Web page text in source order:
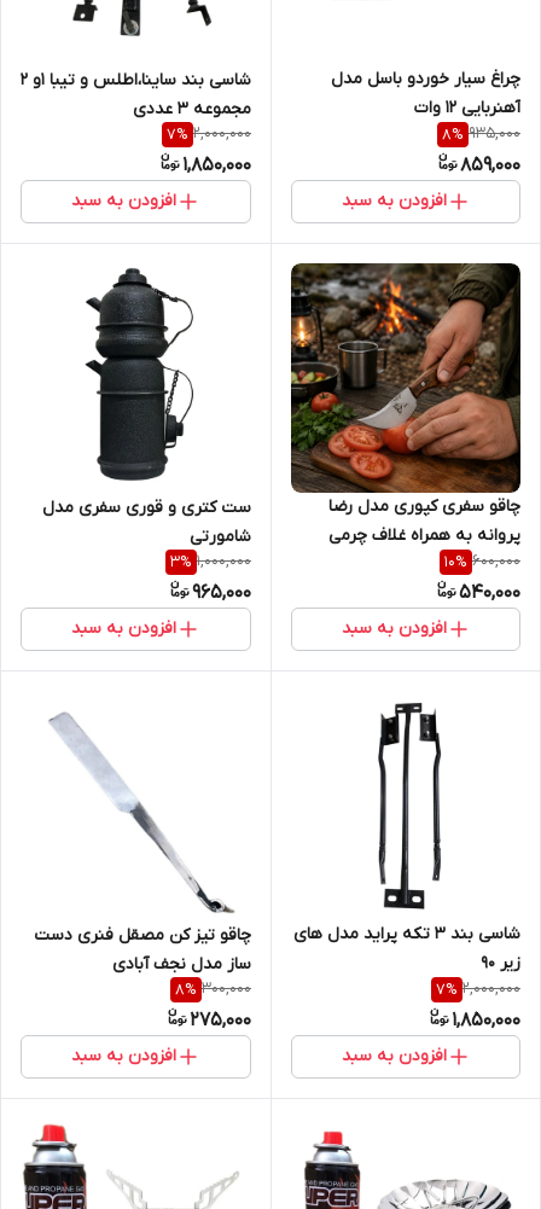
چراغ سیار خوردو باسل مدل
آهنربایی 12 وات
935,000
8%
859,000
افزودن به سبد
شاسی بند ساینا،اطلس و تیبا 1و 2
مجموعه 3 عددی
2,000,000
7%
1,850,000
افزودن به سبد
چاقو سفری کپوری مدل رضا
پروانه به همراه غلاف چرمی
600,000
10%
540,000
افزودن به سبد
ست کتری و قوری سفری مدل
شامورتی
1,000,000
3%
965,000
افزودن به سبد
شاسی بند 3 تکه پراید مدل های
زیر 90
2,000,000
7%
1,850,000
افزودن به سبد
چاقو تیز کن مصقل فنری دست
ساز مدل نجف آبادی
300,000
8%
275,000
افزودن به سبد